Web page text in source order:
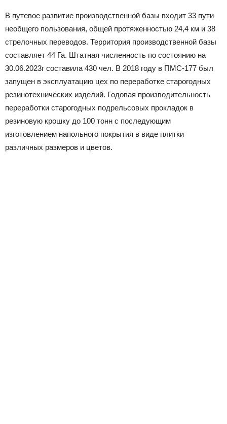
В путевое развитие производственной базы входит 33 пути
необщего пользования, общей протяженностью 24,4 км и 38
стрелочных переводов. Территория производственной базы
составляет 44 Га. Штатная численность по состоянию на
30.06.2023г составила 430 чел. В 2018 году в ПМС-177 был
запущен в эксплуатацию цех по переработке старогодных
резинотехнических изделий. Годовая производительность
переработки старогодных подрельсовых прокладок в
резиновую крошку до 100 тонн с последующим
изготовлением напольного покрытия в виде плитки
различных размеров и цветов.